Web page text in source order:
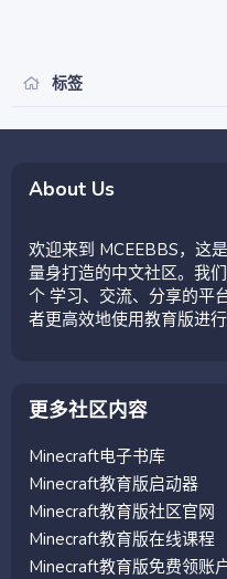
标签
About Us
欢迎来到 MCEEBBS，这
量身打造的中文社区。我
个 学习、交流、分享的平
者更高效地使用教育版进行
更多社区内容
Minecraft电子书库
Minecraft教育版启动器
Minecraft教育版社区官网
Minecraft教育版在线课程
Minecraft教育版免费领账